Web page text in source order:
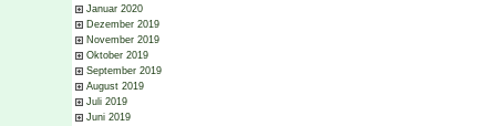
Januar 2020
Dezember 2019
November 2019
Oktober 2019
September 2019
August 2019
Juli 2019
Juni 2019